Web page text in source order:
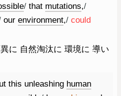
/ that mutations,/
our environment,/ could
に 自然淘汰に 環境に 導い
this unleashing human